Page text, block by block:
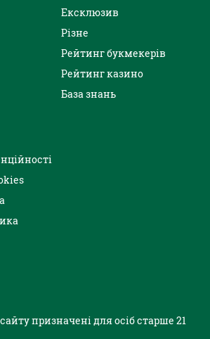
Ексклюзив
Різне
Рейтинг букмекерів
Рейтинг казино
База знань
призначені для осіб старше 21